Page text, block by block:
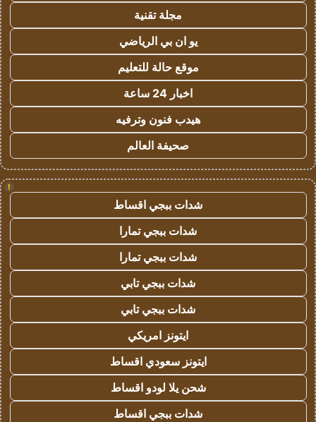
مجلة تقنية
يو ان بي الرياضي
موقع حالة للتعليم
اخبار 24 ساعة
هيدب فنون وترفيه
صحيفة العالم
!
شدات ببجي اقساط
شدات ببجي تمارا
شدات ببجي تمارا
شدات ببجي تابي
شدات ببجي تابي
ايتونز امريكي
ايتونز سعودي اقساط
شحن يلا لودو اقساط
شدات ببجي اقساط